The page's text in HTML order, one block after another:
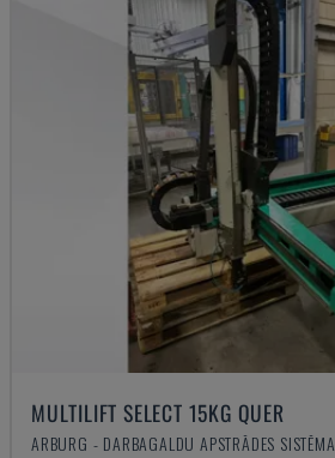
MULTILIFT SELECT 15KG QUER
ARBURG - DARBAGALDU APSTRĀDES SISTĒMA